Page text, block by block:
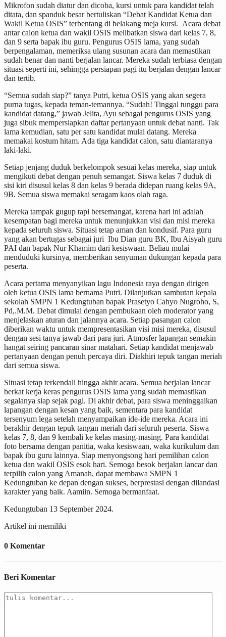
Mikrofon sudah diatur dan dicoba, kursi untuk para kandidat telah
ditata, dan spanduk besar bertuliskan “Debat Kandidat Ketua dan
Wakil Ketua OSIS” terbentang di belakang meja kursi. Acara debat
antar calon ketua dan wakil OSIS melibatkan siswa dari kelas 7, 8,
dan 9 serta bapak ibu guru. Pengurus OSIS lama, yang sudah
berpengalaman, memeriksa ulang susunan acara dan memastikan
sudah benar dan nanti berjalan lancar. Mereka sudah terbiasa dengan
situasi seperti ini, sehingga persiapan pagi itu berjalan dengan lancar
dan tertib.
“Semua sudah siap?” tanya Putri, ketua OSIS yang akan segera
purna tugas, kepada teman-temannya. “Sudah! Tinggal tunggu para
kandidat datang,” jawab Jelita, Ayu sebagai pengurus OSIS yang
juga sibuk mempersiapkan daftar pertanyaan untuk debat nanti. Tak
lama kemudian, satu per satu kandidat mulai datang. Mereka
memakai kostum hitam. Ada tiga kandidat calon, satu diantaranya
laki-laki.
Setiap jenjang duduk berkelompok sesuai kelas mereka, siap untuk
mengikuti debat dengan penuh semangat. Siswa kelas 7 duduk di
sisi kiri disusul kelas 8 dan kelas 9 berada didepan ruang kelas 9A,
9B. Semua siswa memakai seragam kaos olah raga.
Mereka tampak gugup tapi bersemangat, karena hari ini adalah
kesempatan bagi mereka untuk menunjukkan visi dan misi mereka
kepada seluruh siswa. Situasi tetap aman dan kondusif. Para guru
yang akan bertugas sebagai juri Ibu Dian guru BK, Ibu Aisyah guru
PAI dan bapak Nur Khamim dari kesiswaan. Beliau mulai
menduduki kursinya, memberikan senyuman dukungan kepada para
peserta.
Acara pertama menyanyikan lagu Indonesia raya dengan dirigen
oleh ketua OSIS lama bernama Putri. Dilanjutkan sambutan kepala
sekolah SMPN 1 Kedungtuban bapak Prasetyo Cahyo Nugroho, S,
Pd,.M.M. Debat dimulai dengan pembukaan oleh moderator yang
menjelaskan aturan dan jalannya acara. Setiap pasangan calon
diberikan waktu untuk mempresentasikan visi misi mereka, disusul
dengan sesi tanya jawab dari para juri. Atmosfer lapangan semakin
hangat seiring pancaran sinar matahari. Setiap kandidat menjawab
pertanyaan dengan penuh percaya diri. Diakhiri tepuk tangan meriah
dari semua siswa.
Situasi tetap terkendali hingga akhir acara. Semua berjalan lancar
berkat kerja keras pengurus OSIS lama yang sudah memastikan
segalanya siap sejak pagi. Di akhir debat, para siswa meninggalkan
lapangan dengan kesan yang baik, sementara para kandidat
tersenyum lega setelah menyampaikan ide-ide mereka. Acara ini
berakhir dengan tepuk tangan meriah dari seluruh peserta. Siswa
kelas 7, 8, dan 9 kembali ke kelas masing-masing. Para kandidat
foto bersama dengan panitia, waka kesiswaan, waka kurikulum dan
bapak ibu guru lainnya. Siap menyongsong hari pemilihan calon
ketua dan wakil OSIS esok hari. Semoga besok berjalan lancar dan
terpilih calon yang Amanah, dapat membawa SMPN 1
Kedungtuban ke depan dengan sukses, berprestasi dengan dilandasi
karakter yang baik. Aamiin. Semoga bermanfaat.
Kedungtuban 13 September 2024.
Artikel ini memiliki
0 Komentar
Beri Komentar